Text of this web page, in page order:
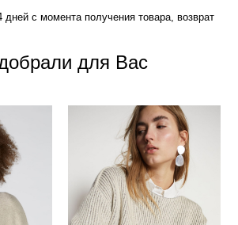
дней с момента получения товара, возврат
для Вас